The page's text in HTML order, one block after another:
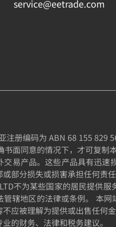
service@eetrade.com
注册编码为 ABN 68 155 829
书面同意的情况下，才可复制
易产品。这些产品具有迅速
部分损失或损害承担任何责
不为某些国家的居民提供
辖地区的法律或条例。 本
应被理解为提供或出售任何
的财务、法律和税务建议。